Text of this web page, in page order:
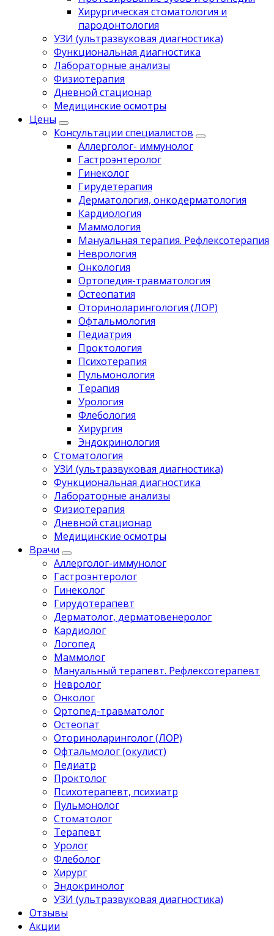
Хирургическая стоматология и
пародонтология
УЗИ (ультразвуковая диагностика)
Функциональная диагностика
Лабораторные анализы
Физиотерапия
Дневной стационар
Медицинские осмотры
Цены
Консультации специалистов
Аллерголог- иммунолог
Гастроэнтеролог
Гинеколог
Гирудетерапия
Дерматология, онкодерматология
Кардиология
Маммология
Мануальная терапия. Рефлексотерапия
Неврология
Онкология
Ортопедия-травматология
Остеопатия
Оториноларингология (ЛОР)
Офтальмология
Педиатрия
Проктология
Психотерапия
Пульмонология
Терапия
Урология
Флебология
Хирургия
Эндокринология
Стоматология
УЗИ (ультразвуковая диагностика)
Функциональная диагностика
Лабораторные анализы
Физиотерапия
Дневной стационар
Медицинские осмотры
Врачи
Аллерголог-иммунолог
Гастроэнтеролог
Гинеколог
Гирудотерапевт
Дерматолог, дерматовенеролог
Кардиолог
Логопед
Маммолог
Мануальный терапевт. Рефлексотерапевт
Невролог
Онколог
Ортопед-травматолог
Остеопат
Оториноларинголог (ЛОР)
Офтальмолог (окулист)
Педиатр
Проктолог
Психотерапевт, психиатр
Пульмонолог
Стоматолог
Терапевт
Уролог
Флеболог
Хирург
Эндокринолог
УЗИ (ультразвуковая диагностика)
Отзывы
Акции